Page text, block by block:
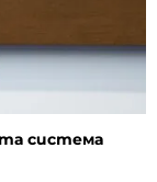
система